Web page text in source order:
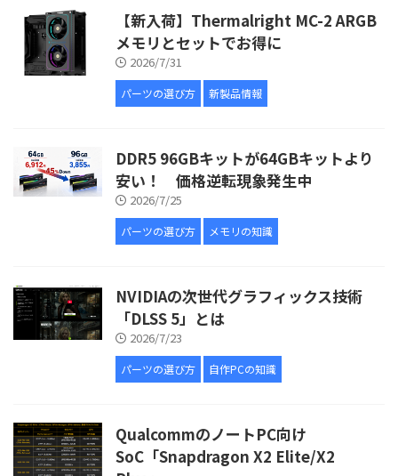
【新入荷】Thermalright MC-2 ARGB
メモリとセットでお得に
2026/7/31
パーツの選び方 新製品情報
DDR5 96GBキットが64GBキットより
安い！ 価格逆転現象発生中
2026/7/25
パーツの選び方 メモリの知識
NVIDIAの次世代グラフィックス技術
「DLSS 5」とは
2026/7/23
パーツの選び方 自作PCの知識
QualcommのノートPC向け
SoC「Snapdragon X2 Elite/X2